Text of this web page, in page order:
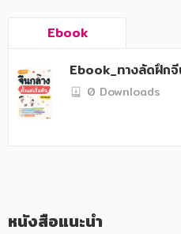
วรรณกรรม
การเกษตร ชีววิทยา
ภาษาศาสตร์
Part 3 การเขียน
- โครงสร้างประโยค
- การแต่งประโยคจากรูปภาพ
ฯลฯ
Part 4 การแปล
ทางลัดฝึกพูดจีน ด้วยบทสนทนาใน
Ebook
Ebook_ทางลัดฝึก
สมบูรณ์
0 Downloads
หนังสือแนะนำ